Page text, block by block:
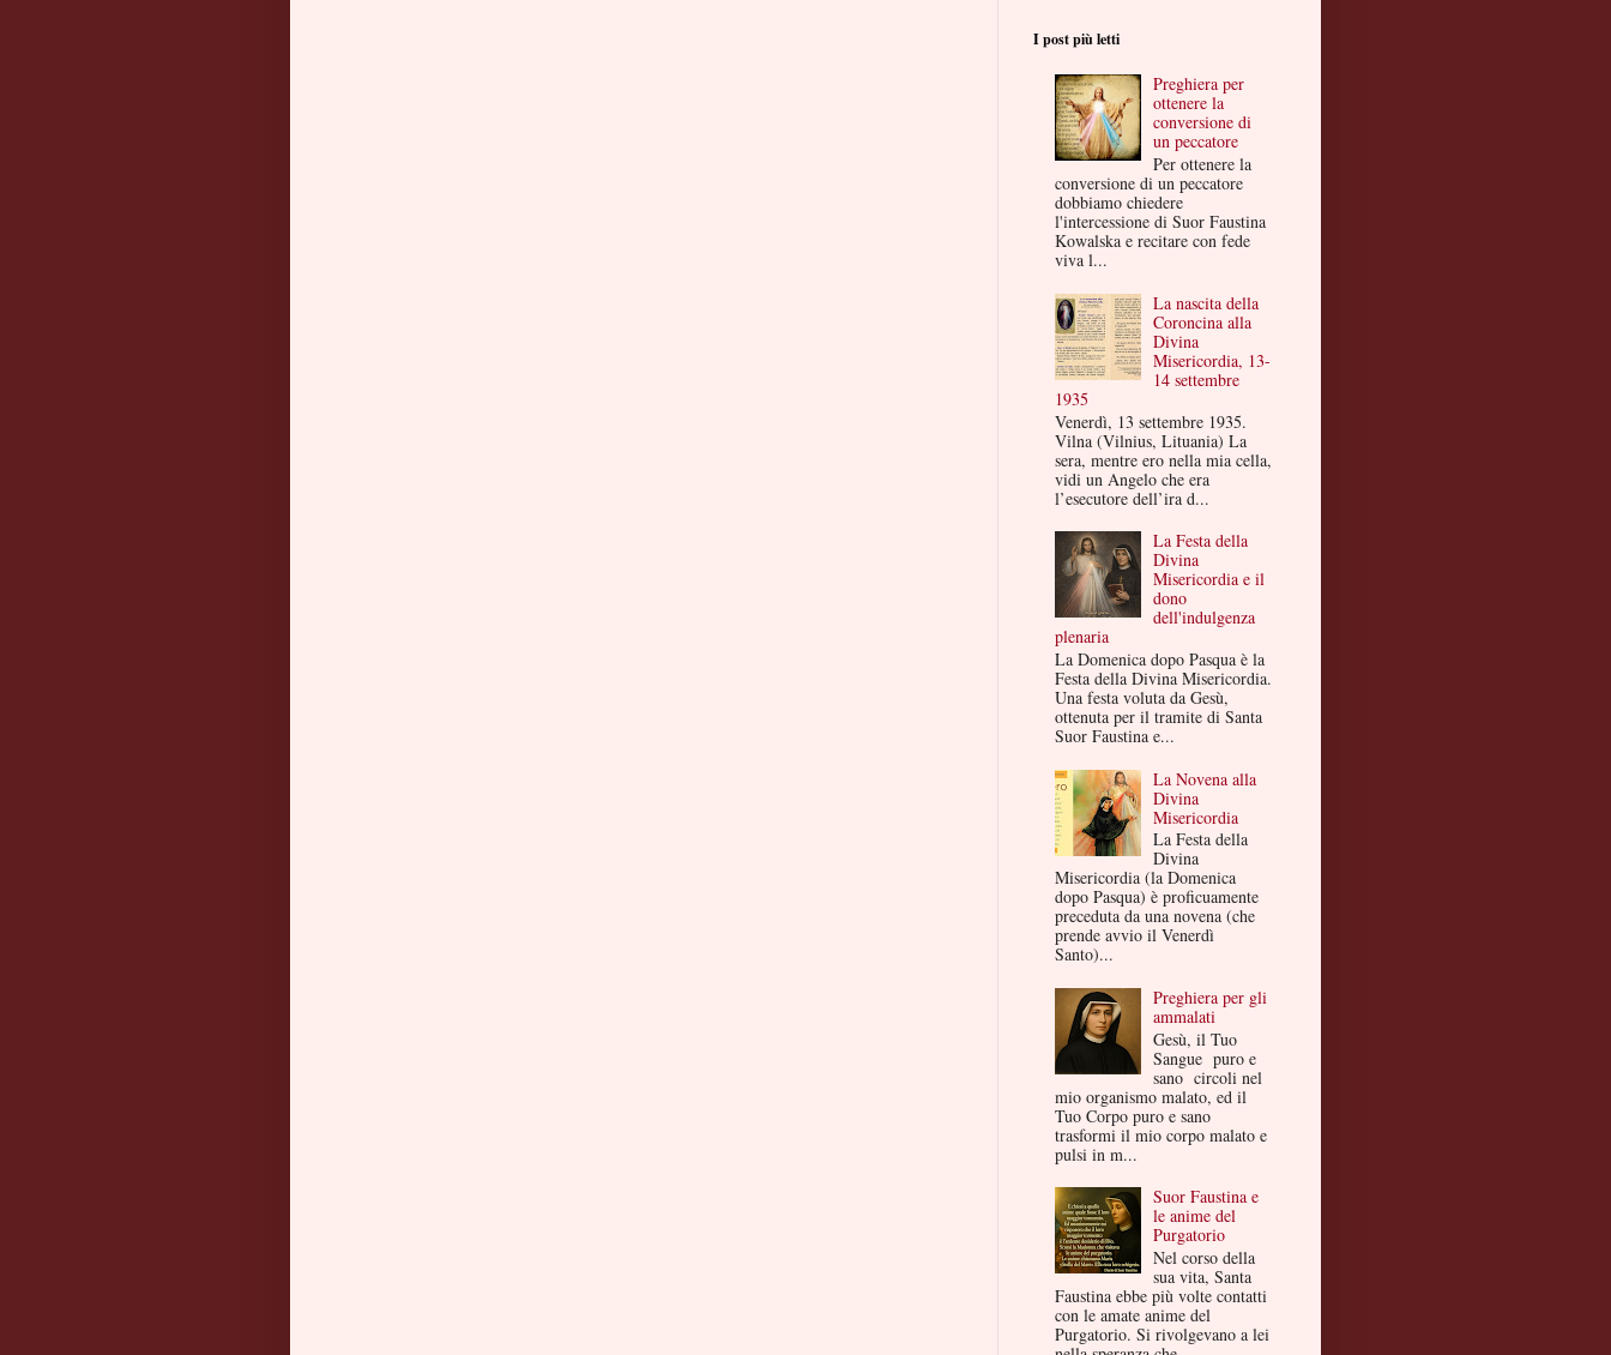
I post più letti
Preghiera per
ottenere la
conversione di
un peccatore
Per ottenere la
conversione di un peccatore
dobbiamo chiedere
l'intercessione di Suor Faustina
Kowalska e recitare con fede
viva l...
La nascita della
Coroncina alla
Divina
Misericordia, 13-
14 settembre
1935
Venerdì, 13 settembre 1935.
Vilna (Vilnius, Lituania) La
sera, mentre ero nella mia cella,
vidi un Angelo che era
l’esecutore dell’ira d...
La Festa della
Divina
Misericordia e il
dono
dell'indulgenza
plenaria
La Domenica dopo Pasqua è la
Festa della Divina Misericordia.
Una festa voluta da Gesù,
ottenuta per il tramite di Santa
Suor Faustina e...
La Novena alla
Divina
Misericordia
La Festa della
Divina
Misericordia (la Domenica
dopo Pasqua) è proficuamente
preceduta da una novena (che
prende avvio il Venerdì
Santo)...
Preghiera per gli
ammalati
Gesù, il Tuo
Sangue puro e
sano circoli nel
mio organismo malato, ed il
Tuo Corpo puro e sano
trasformi il mio corpo malato e
pulsi in m...
Suor Faustina e
le anime del
Purgatorio
Nel corso della
sua vita, Santa
Faustina ebbe più volte contatti
con le amate anime del
Purgatorio. Si rivolgevano a lei